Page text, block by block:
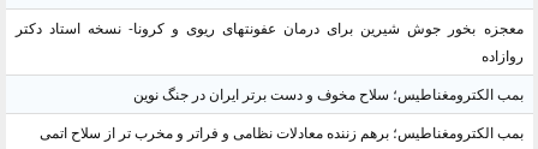
معجزه بخور جوش شیرین برای درمان عفونتهای ریوی و کرونا- نسخه استاد دکتر
روازاده
بمب الکترومغناطیس؛ سلاح مخوف و دست برتر ایران در جنگ نوین
بمب الکترومغناطیس؛ برهم زننده معادلات نظامی و فراتر و مخرب تر از سلاح اتمی